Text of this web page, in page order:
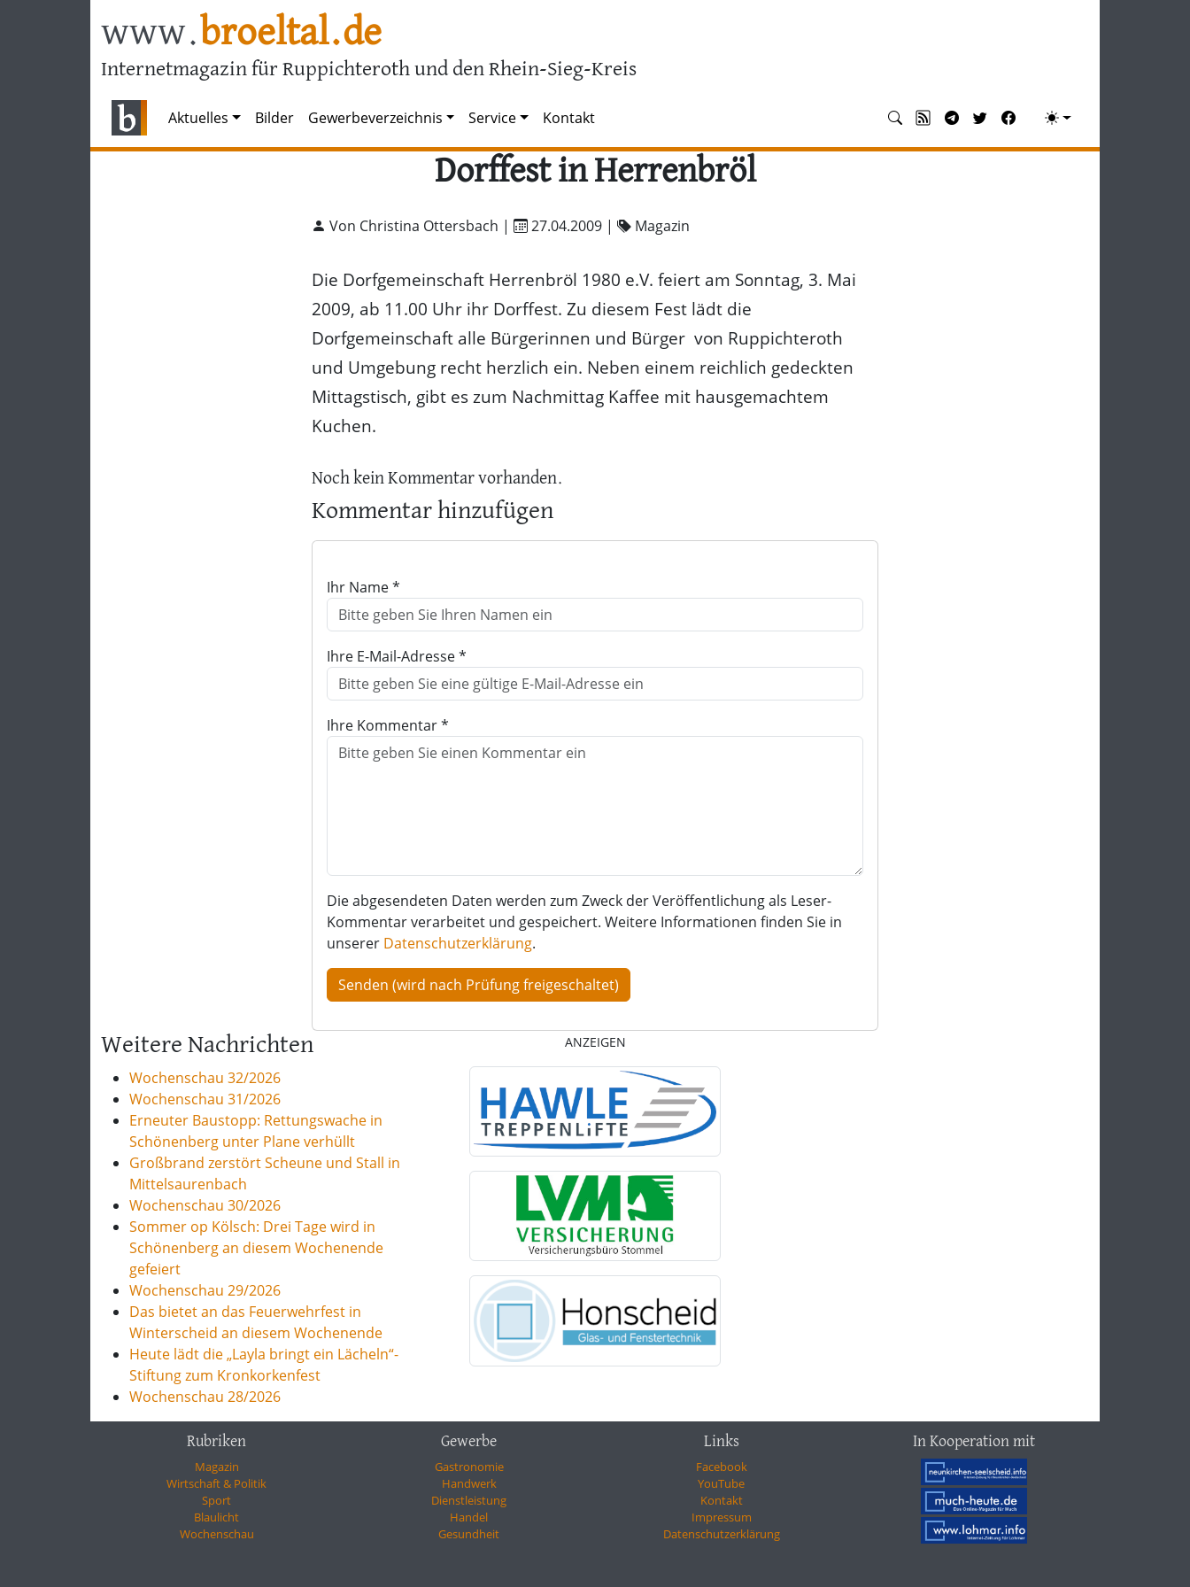
www.broeltal.de
Internetmagazin für Ruppichteroth und den Rhein-Sieg-Kreis
Aktuelles Bilder Gewerbeverzeichnis Service Kontakt
Dorffest in Herrenbröl
Von Christina Ottersbach | 27.04.2009 | Magazin
Die Dorfgemeinschaft Herrenbröl 1980 e.V. feiert am Sonntag, 3. Mai
2009, ab 11.00 Uhr ihr Dorffest. Zu diesem Fest lädt die
Dorfgemeinschaft alle Bürgerinnen und Bürger von Ruppichteroth
und Umgebung recht herzlich ein. Neben einem reichlich gedeckten
Mittagstisch, gibt es zum Nachmittag Kaffee mit hausgemachtem
Kuchen.
Noch kein Kommentar vorhanden.
Kommentar hinzufügen
Ihr Name *
Ihre E-Mail-Adresse *
Ihre Kommentar *
Die abgesendeten Daten werden zum Zweck der Veröffentlichung als Leser-
Kommentar verarbeitet und gespeichert. Weitere Informationen finden Sie in
unserer Datenschutzerklärung.
Weitere Nachrichten
Wochenschau 32/2026
Wochenschau 31/2026
Erneuter Baustopp: Rettungswache in
Schönenberg unter Plane verhüllt
Großbrand zerstört Scheune und Stall in
Mittelsaurenbach
Wochenschau 30/2026
Sommer op Kölsch: Drei Tage wird in
Schönenberg an diesem Wochenende
gefeiert
Wochenschau 29/2026
Das bietet an das Feuerwehrfest in
Winterscheid an diesem Wochenende
Heute lädt die „Layla bringt ein Lächeln“-
Stiftung zum Kronkorkenfest
Wochenschau 28/2026
ANZEIGEN
Rubriken
Magazin
Wirtschaft & Politik
Sport
Blaulicht
Wochenschau
Gewerbe
Gastronomie
Handwerk
Dienstleistung
Handel
Gesundheit
Links
Facebook
YouTube
Kontakt
Impressum
Datenschutzerklärung
In Kooperation mit